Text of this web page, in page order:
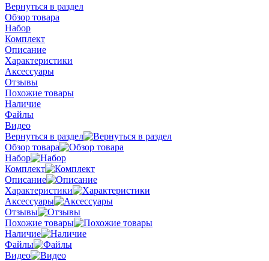
Вернуться в раздел
Обзор товара
Набор
Комплект
Описание
Характеристики
Аксессуары
Отзывы
Похожие товары
Наличие
Файлы
Видео
Вернуться в раздел
Обзор товара
Набор
Комплект
Описание
Характеристики
Аксессуары
Отзывы
Похожие товары
Наличие
Файлы
Видео